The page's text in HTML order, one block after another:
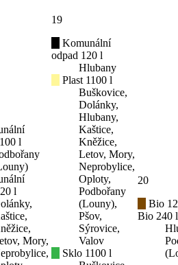
l
l
Mory,
19
Komunální
odpad 120 l
Hlubany
Plast 1100 l
Buškovice,
Dolánky,
Hlubany,
Kaštice,
Kněžice,
Letov, Mory,
Neprobylice,
Oploty,
Podbořany
(Louny),
Pšov,
Sýrovice,
Valov
Sklo 1100 l
20
Bio
Bio 240 l